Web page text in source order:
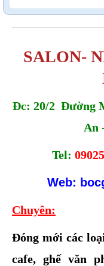
SALON-
Đc: 20/2 Đường
An
Tel:
Web:
Chuyên:
Đóng mới các
cafe, ghế văn